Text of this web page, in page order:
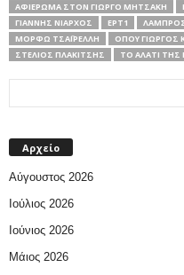
ΑΦΙΈΡΩΜΑ ΣΤΟΝ ΓΙΏΡΓΟ ΜΗΤΣΆΚΗ
ΓΙΆΝΝΗΣ ΝΙΆΡΧΟΣ
ΕΡΤ1
ΜΌΡΦΩ ΤΣΑΪΡΈΛΛΗ
ΌΠΟΥ ΓΙΏΡΓΟΣ
ΣΤΈΛΙΟΣ ΠΛΑΚΊΤΣΗΣ
ΤΟ ΑΛΑΤΙ ΤΗΣ
Αρχείο
Αύγουστος 2026
Ιούλιος 2026
Ιούνιος 2026
Μάιος 2026